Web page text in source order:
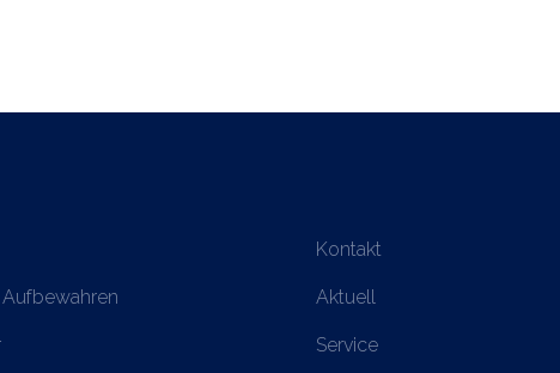
Kontakt
Aktuell
Service